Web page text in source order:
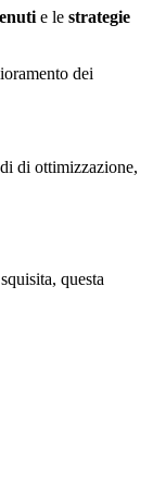
e le strategie
dei
di ottimizzazione,
questa